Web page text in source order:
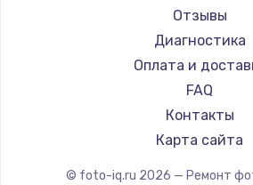
Отзывы
Диагностика
Оплата и
FAQ
Контакты
Карта сайта
© foto-iq.ru 2026 — Ремонт